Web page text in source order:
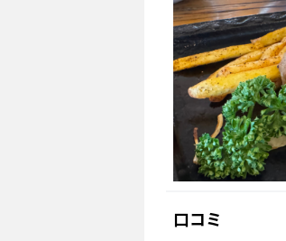
口コミ